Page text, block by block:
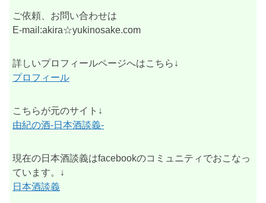
ご依頼、お問い合わせは
E-mail:akira☆yukinosake.com
詳しいプロフィールページへはこちら↓
プロフィール
こちらが元のサイト↓
由紀の酒-日本酒談義-
現在の日本酒談義はfacebookのコミュニティでおこなっ
ています。↓
日本酒談義